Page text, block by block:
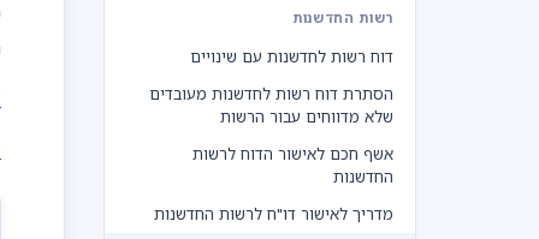
רשות החדשנות
דוח רשות לחדשנות עם שינויים
הסתרת דוח רשות לחדשנות מעובדים
שלא מדווחים עבור הרשות
אשף חכם לאישור הדוח לרשות
החדשנות
מדריך לאישור דו"ח לרשות החדשנות